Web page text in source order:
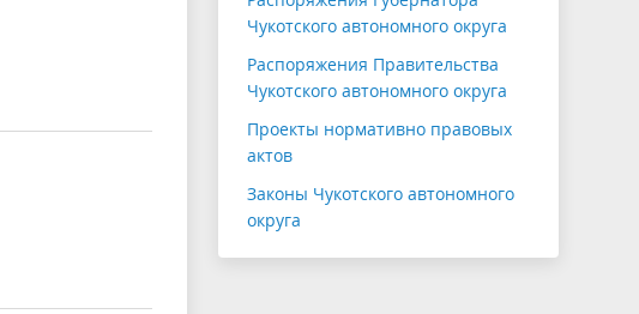
Чукотского автономного округа
Распоряжения Правительства
Чукотского автономного округа
Проекты нормативно правовых
актов
Законы Чукотского автономного
округа